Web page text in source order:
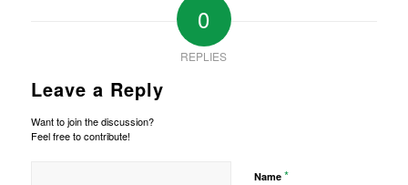
0
REPLIES
Leave a Reply
Want to join the discussion?
Feel free to contribute!
Name *